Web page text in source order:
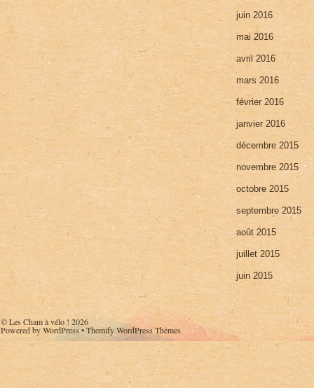
juin 2016
mai 2016
avril 2016
mars 2016
février 2016
janvier 2016
décembre 2015
novembre 2015
octobre 2015
septembre 2015
août 2015
juillet 2015
juin 2015
©Les Cham à vélo !2026
Powered byWordPress•Themify WordPress Themes